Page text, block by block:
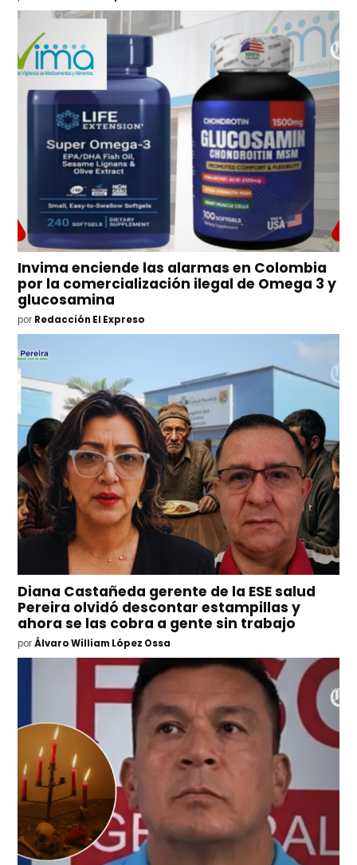
Invima enciende las alarmas en Colombia
por la comercialización ilegal de Omega 3 y
glucosamina
por Redacción El Expreso
Diana Castañeda gerente de la ESE salud
Pereira olvidó descontar estampillas y
ahora se las cobra a gente sin trabajo
por Álvaro William López Ossa